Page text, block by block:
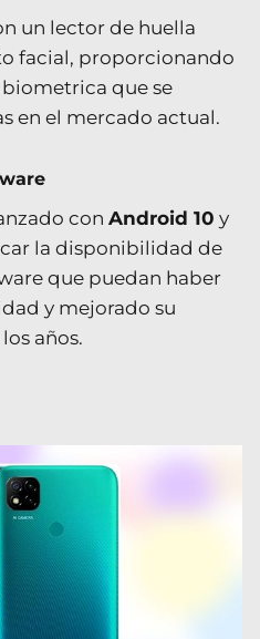
un lector de huella
facial, proporcionando
que se
en el mercado actual.
con Android 10 y
la disponibilidad de
que puedan haber
y mejorado su
años.